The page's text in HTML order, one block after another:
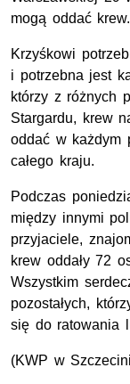
mogą oddać krew.
Krzyśkowi
i potrzebna jest
którzy z różnych
Stargardu, krew
oddać w każdym
całego kraju.
Podczas
między innymi
przyjaciele,
krew oddały 72
Wszystkim
pozostałych,
się do ratowania
(KWP w